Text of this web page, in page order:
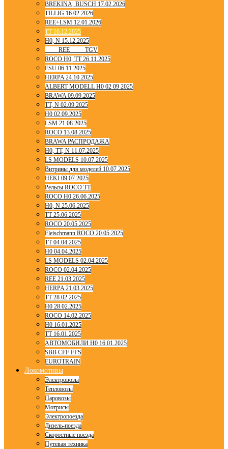
BREKINA, BUSCH 17.02.2026
TILLIG 16.02.2026
REE+LSM 12.01.2026
TT 16.12.2025
H0, N 15.12.2025
____ REE ____ TGV
ROCO H0, TT 26.11.2025
ESU 06.11.2025
HERPA 24.10.2025
ALBERT MODELL H0 02 09 2025
BRAWA 09.09.2025
TT, N 02.09.2025
H0 02.09.2025
LSM 21.08.2025
ROCO 13.08.2025
BRAWA РАСПРОДАЖА
H0, TT, N 11.07.2025
LS MODELS 10.07.2025
Витрины для моделей 10.07.2025
HEKI 09.07.2025
Рельсы ROCO TT
ROCO H0 26.06.2025
H0, N 25.06.2025
TT 25.06.2025
ROCO 20.05.2025
Fleischmann ROCO 20.05.2025
TT 04.04.2025
H0 04.04.2025
LS MODELS 02.04.2025
ROCO 02.04.2025
REE 21.03.2025
HERPA 21.03.2025
TT 28.02.2025
H0 28.02.2025
ROCO 14.02.2025
H0 16.01.2025
TT 16.01.2025
АВТОМОБИЛИ H0 16.01.2025
SBB CFF FFS
EUROTRAIN
Локомотивы
Электровозы
Тепловозы
Паровозы
Мотрисы
Электропоезда
Дизель-поезда
Скоростные поезда
Путевая техника